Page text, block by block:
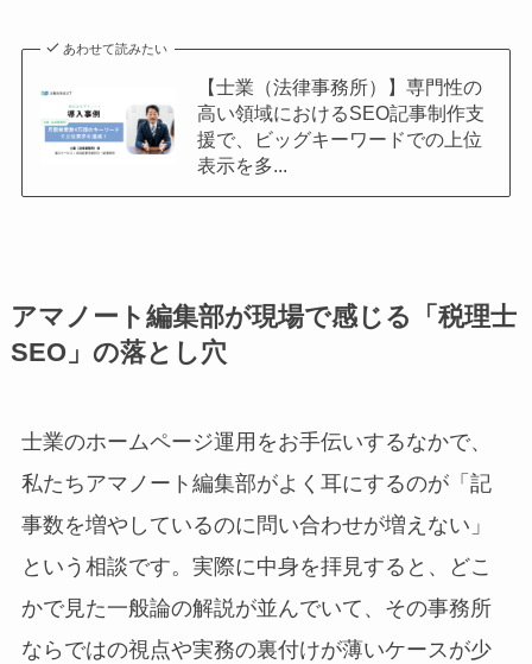
あわせて読みたい
【士業（法律事務所）】専門性の
高い領域におけるSEO記事制作支
援で、ビッグキーワードでの上位
表示を多...
アマノート編集部が現場で感じる「税理士
SEO」の落とし穴
士業のホームページ運用をお手伝いするなかで、
私たちアマノート編集部がよく耳にするのが「記
事数を増やしているのに問い合わせが増えない」
という相談です。実際に中身を拝見すると、どこ
かで見た一般論の解説が並んでいて、その事務所
ならではの視点や実務の裏付けが薄いケースが少